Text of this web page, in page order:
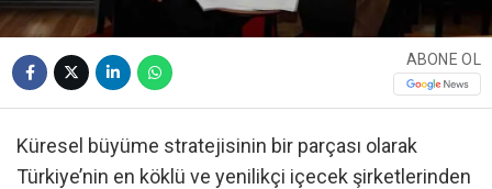
ABONE OL
Küresel büyüme stratejisinin bir parçası olarak
Türkiye’nin en köklü ve yenilikçi içecek şirketlerinden